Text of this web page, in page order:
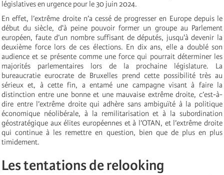
législatives en urgence pour le 30 juin 2024.
En effet, l’extrême droite n’a cessé de progresser en Europe depuis le
début du siècle, d'à peine pouvoir former un groupe au Parlement
européen, faute d’un nombre suffisant de députés, jusqu'à devenir la
deuxième force lors de ces élections. En dix ans, elle a doublé son
audience et se présente comme une force qui pourrait déterminer les
majorités parlementaires lors de la prochaine législature. La
bureaucratie eurocrate de Bruxelles prend cette possibilité très au
sérieux et, à cette fin, a entamé une campagne visant à faire la
distinction entre une bonne et une mauvaise extrême droite, c’est-à-
dire entre l’extrême droite qui adhère sans ambiguïté à la politique
économique néolibérale, à la remilitarisation et à la subordination
géostratégique aux élites européennes et à l’OTAN, et l’extrême droite
qui continue à les remettre en question, bien que de plus en plus
timidement.
Les tentations de relooking